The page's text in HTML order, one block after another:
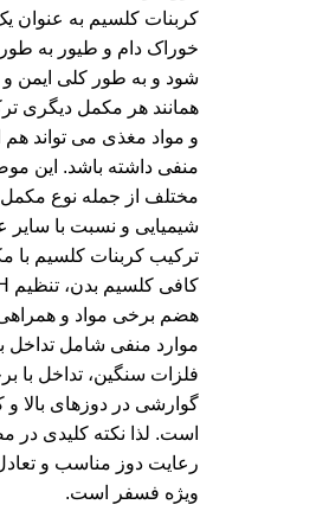
کربنات کلسیم به عنوان
خوراک دام و طیور به
شود و به طور کلی ایمن
همانند هر مکمل دیگری
و مواد مغذی می تواند
منفی داشته باشد. این
مختلف از جمله نوع
شیمیایی و نسبت با سایر
ترکیب کربنات کلسیم با
موارد منفی شامل تداخل
فلزات سنگین، تداخل با
گوارشی در دوزهای بالا
است. لذا نکته کلیدی
رعایت دوز مناسب و
ویژه فسفر است.